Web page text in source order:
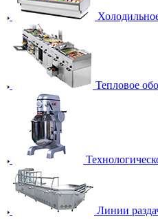
Тепловое
Линии